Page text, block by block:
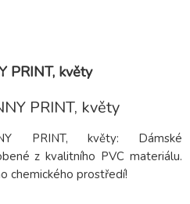
PRINT, květy
PRINT, květy
PRINT, květy: Dámské
z kvalitního PVC materiálu.
chemického prostředí!